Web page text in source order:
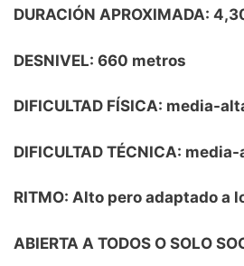
DURACIÓN APROXIMADA:
DESNIVEL: 660 metros
DIFICULTAD FÍSICA: media-
DIFICULTAD TÉCNICA:
RITMO: Alto pero adaptado a
ABIERTA A TODOS O SOLO